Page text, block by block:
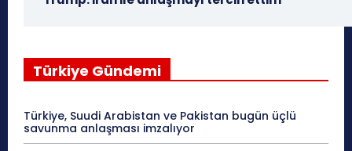
Türkiye Gündemi
Türkiye, Suudi Arabistan ve Pakistan bugün üçlü
savunma anlaşması imzalıyor